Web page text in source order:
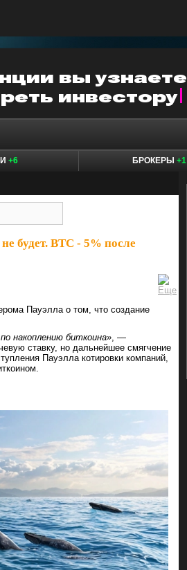
+6 БРОКЕРЫ +1
будет. BTC - 5% после
Пауэлла о том, что создание
накоплению биткоина», —
ставку, но дальнейшее смягчение
Пауэлла котировки компаний,